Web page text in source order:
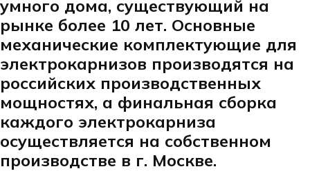
умного дома, существующий на
рынке более 10 лет. Основные
механические комплектующие для
электрокарнизов производятся на
российских производственных
мощностях, а финальная сборка
каждого электрокарниза
осуществляется на собственном
производстве в г. Москве.